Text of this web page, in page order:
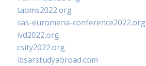
taoms2022.org
iias-euromena-conference2022.org
ivd2022.org
csity2022.org
ibsarstudyabroad.com